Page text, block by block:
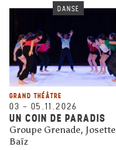
DANSE
GRAND THÉÂTRE
03 – 05.11.2026
UN COIN DE PARADIS
Groupe Grenade, Josette
Baïz